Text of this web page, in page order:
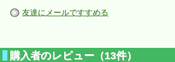
友達にメールですすめる
購入者のレビュー（13件）